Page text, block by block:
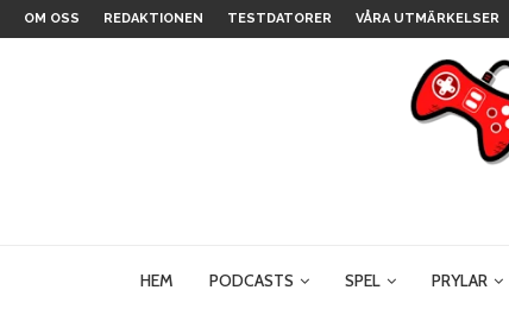
OM OSS REDAKTIONEN TESTDATORER VÅRA UTMÄRKELSER
HEM PODCASTS SPEL PRYLAR